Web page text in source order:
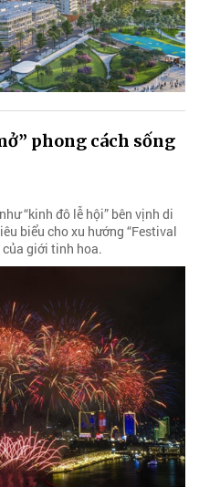
phong cách sống
“kinh đô lễ hội” bên vịnh di
biểu cho xu hướng “Festival
của giới tinh hoa.